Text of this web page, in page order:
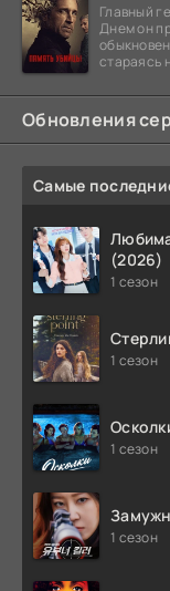
Главный
Днем он
стараясь
Обновления
Самые
(2026)
1 сезон
1 сезон
1 сезон
1 сезон